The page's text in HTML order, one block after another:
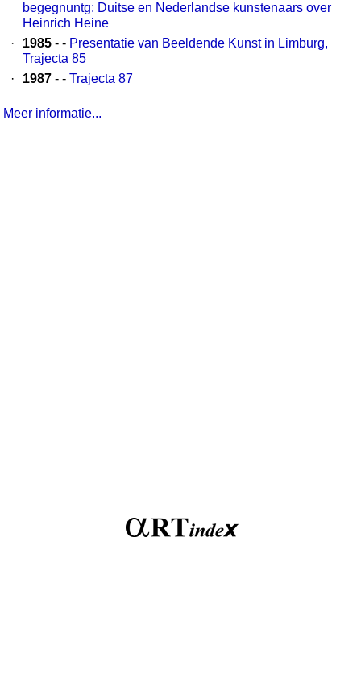
begegnuntg: Duitse en Nederlandse kunstenaars over
Heinrich Heine
·
1985 - - Presentatie van Beeldende Kunst in Limburg,
Trajecta 85
·
1987 - - Trajecta 87
Meer informatie...